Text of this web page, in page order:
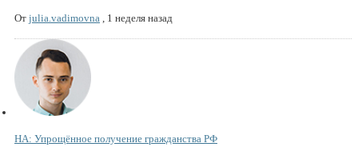
От julia.vadimovna 1 неделя назад
НА: Упрощённое получение гражданства РФ